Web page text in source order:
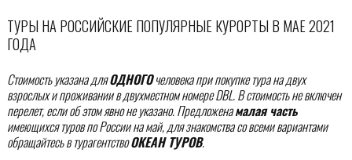
ТУРЫ НА РОССИЙСКИЕ ПОПУЛЯРНЫЕ КУРОРТЫ В МАЕ 2021
ГОДА
Стоимость указана дляОДНОГОчеловека при покупке тура на двух
взрослых и проживании в двухместном номере DBL. В стоимость не включен
перелет, если об этом явно не указано. Предложенамалая часть
имеющихся туров по России на май, для знакомства со всеми вариантами
обращайтесь в турагентствоОКЕАН ТУРОВ.